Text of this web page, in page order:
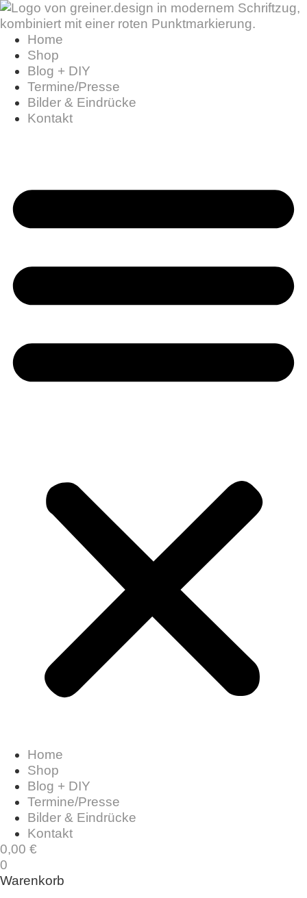
Home
Shop
Blog + DIY
Termine/Presse
Bilder & Eindrücke
Kontakt
Home
Shop
Blog + DIY
Termine/Presse
Bilder & Eindrücke
Kontakt
0,00 €
0
Warenkorb